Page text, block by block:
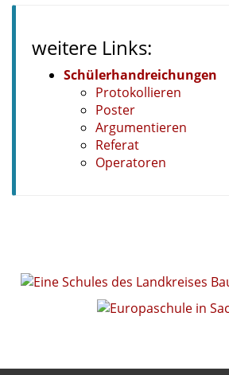
weitere Links:
Schülerhandreichungen
Protokollieren
Poster
Argumentieren
Referat
Operatoren